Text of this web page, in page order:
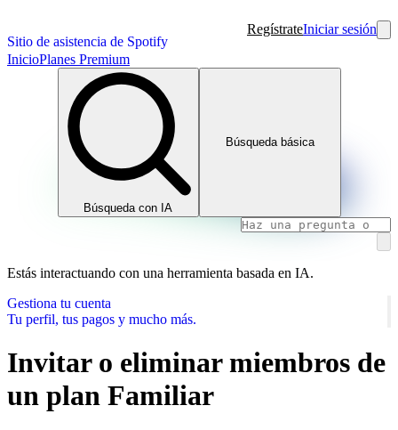
Sitio de asistencia de Spotify
RegístrateIniciar sesión
InicioPlanes Premium
Búsqueda con IA
Búsqueda básica
Estás interactuando con una herramienta basada en IA.
Gestiona tu cuenta
Tu perfil, tus pagos y mucho más.
Invitar o eliminar miembros de
un plan Familiar